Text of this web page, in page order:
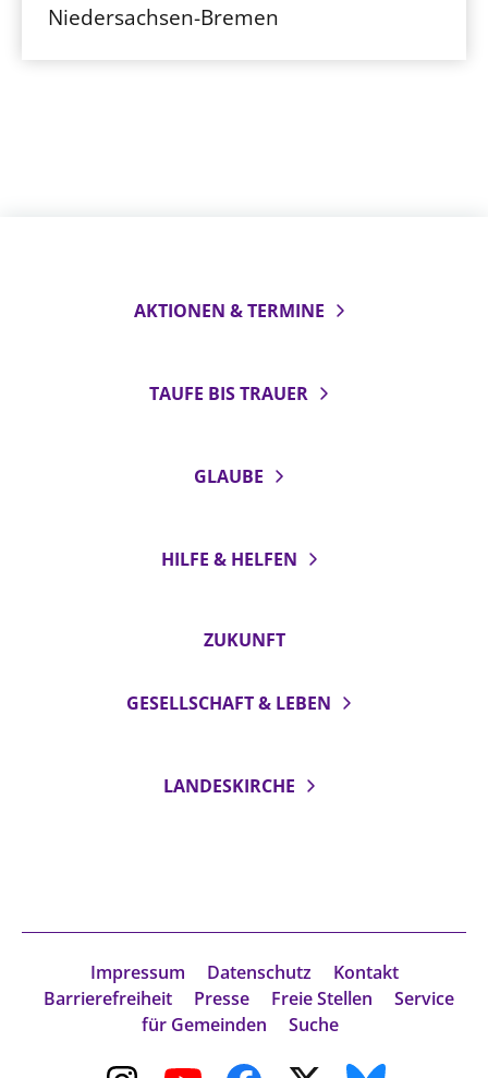
Niedersachsen-Bremen
AKTIONEN & TERMINE
TAUFE BIS TRAUER
GLAUBE
HILFE & HELFEN
ZUKUNFT
GESELLSCHAFT & LEBEN
LANDESKIRCHE
Impressum Datenschutz
Kontakt
Barrierefreiheit
Presse Freie Stellen
Service
für Gemeinden
Suche